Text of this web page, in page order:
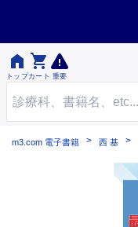

トップ

カート 重要
m3.com 電子書籍 西 基